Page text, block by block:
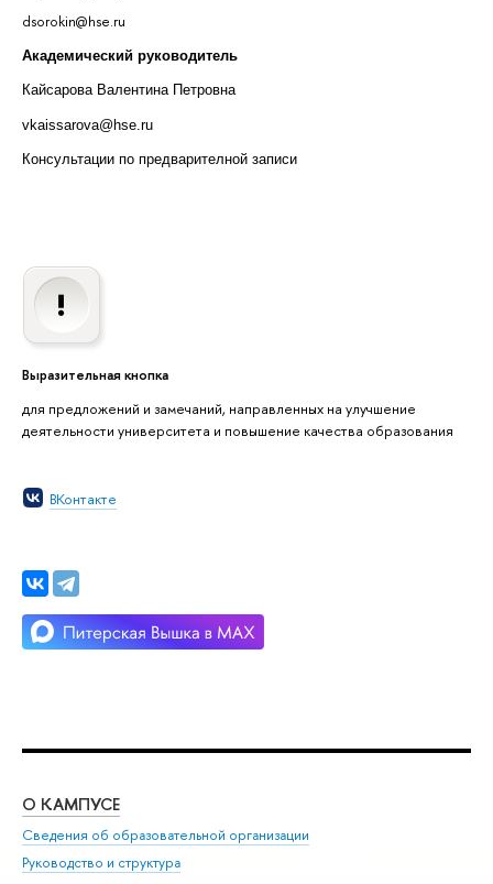
dsorokin@hse.ru
Академический руководитель
Кайсарова Валентина Петровна
vkaissarova@hse.ru
Консультации по предварителной записи
Выразительная кнопка
для предложений и замечаний, направленных на улучшение
деятельности университета и повышение качества образования
ВКонтакте
О КАМПУСЕ
Сведения об образовательной организации
Руководство и структура